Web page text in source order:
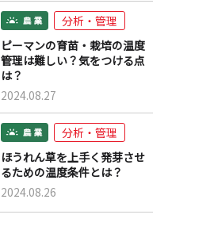
分析・管理
ピーマンの育苗・栽培の温度
管理は難しい？気をつける点
は？
2024.08.27
分析・管理
ほうれん草を上手く発芽させ
るための温度条件とは？
2024.08.26